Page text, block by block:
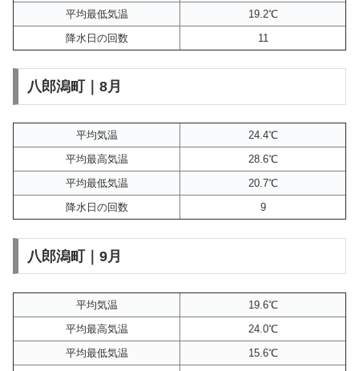
平均最低気温
19.2℃
降水日の回数
11
八郎潟町｜8月
平均気温
24.4℃
平均最高気温
28.6℃
平均最低気温
20.7℃
降水日の回数
9
八郎潟町｜9月
平均気温
19.6℃
平均最高気温
24.0℃
平均最低気温
15.6℃